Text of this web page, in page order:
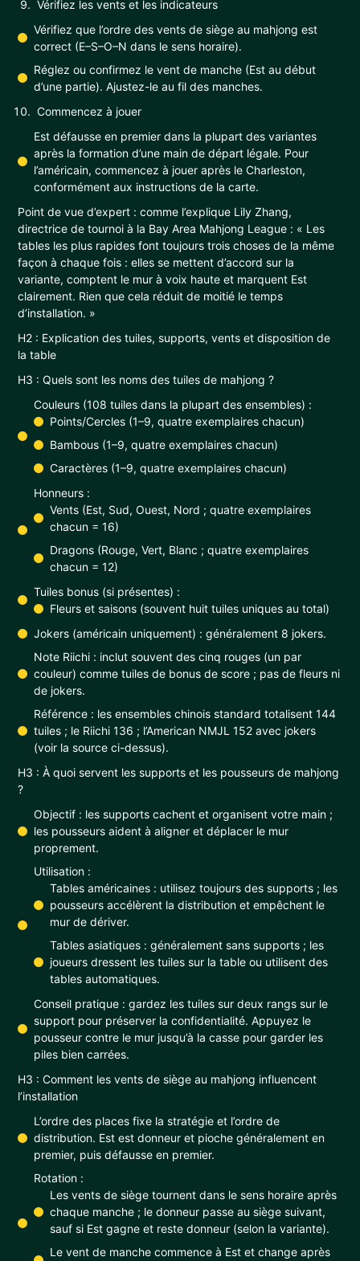
Vérifiez les vents et les indicateurs
Vérifiez que l’ordre des vents de siège au mahjong est
correct (E–S–O–N dans le sens horaire).
Réglez ou confirmez le vent de manche (Est au début
d’une partie). Ajustez-le au fil des manches.
Commencez à jouer
Est défausse en premier dans la plupart des variantes
après la formation d’une main de départ légale. Pour
l’américain, commencez à jouer après le Charleston,
conformément aux instructions de la carte.
Point de vue d’expert : comme l’explique Lily Zhang,
directrice de tournoi à la Bay Area Mahjong League : « Les
tables les plus rapides font toujours trois choses de la même
façon à chaque fois : elles se mettent d’accord sur la
variante, comptent le mur à voix haute et marquent Est
clairement. Rien que cela réduit de moitié le temps
d’installation. »
H2 : Explication des tuiles, supports, vents et disposition de
la table
H3 : Quels sont les noms des tuiles de mahjong ?
Couleurs (108 tuiles dans la plupart des ensembles) :
Points/Cercles (1–9, quatre exemplaires chacun)
Bambous (1–9, quatre exemplaires chacun)
Caractères (1–9, quatre exemplaires chacun)
Honneurs :
Vents (Est, Sud, Ouest, Nord ; quatre exemplaires
chacun = 16)
Dragons (Rouge, Vert, Blanc ; quatre exemplaires
chacun = 12)
Tuiles bonus (si présentes) :
Fleurs et saisons (souvent huit tuiles uniques au total)
Jokers (américain uniquement) : généralement 8 jokers.
Note Riichi : inclut souvent des cinq rouges (un par
couleur) comme tuiles de bonus de score ; pas de fleurs ni
de jokers.
Référence : les ensembles chinois standard totalisent 144
tuiles ; le Riichi 136 ; l’American NMJL 152 avec jokers
(voir la source ci-dessus).
H3 : À quoi servent les supports et les pousseurs de mahjong
?
Objectif : les supports cachent et organisent votre main ;
les pousseurs aident à aligner et déplacer le mur
proprement.
Utilisation :
Tables américaines : utilisez toujours des supports ; les
pousseurs accélèrent la distribution et empêchent le
mur de dériver.
Tables asiatiques : généralement sans supports ; les
joueurs dressent les tuiles sur la table ou utilisent des
tables automatiques.
Conseil pratique : gardez les tuiles sur deux rangs sur le
support pour préserver la confidentialité. Appuyez le
pousseur contre le mur jusqu’à la casse pour garder les
piles bien carrées.
H3 : Comment les vents de siège au mahjong influencent
l’installation
L’ordre des places fixe la stratégie et l’ordre de
distribution. Est est donneur et pioche généralement en
premier, puis défausse en premier.
Rotation :
Les vents de siège tournent dans le sens horaire après
chaque manche ; le donneur passe au siège suivant,
sauf si Est gagne et reste donneur (selon la variante).
Le vent de manche commence à Est et change après